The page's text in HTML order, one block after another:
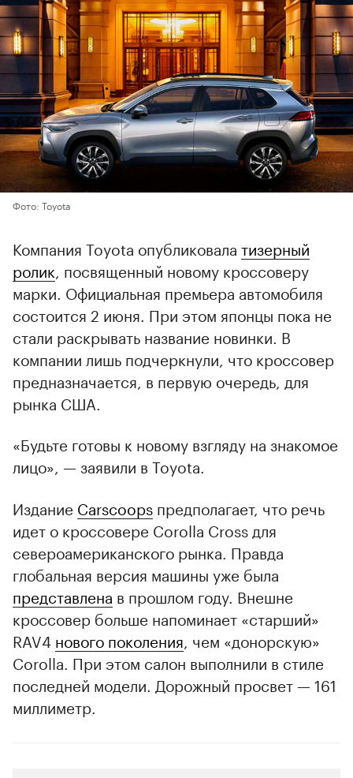
Фото: Toyota
Компания Toyota опубликовала тизерный
ролик , посвященный новому кроссоверу
марки. Официальная премьера автомобиля
состоится 2 июня. При этом японцы пока не
стали раскрывать название новинки. В
компании лишь подчеркнули, что кроссовер
предназначается, в первую очередь, для
рынка США.
«Будьте готовы к новому взгляду на знакомое
лицо», — заявили в Toyota.
00:00 / 00:00
Издание Carscoops предполагает, что речь
идет о кроссовере Corolla Cross для
североамериканского рынка. Правда
глобальная версия машины уже была
представлена в прошлом году. Внешне
кроссовер больше напоминает «старший»
RAV4 нового поколения , чем «донорскую»
Corolla. При этом салон выполнили в стиле
последней модели. Дорожный просвет — 161
миллиметр.